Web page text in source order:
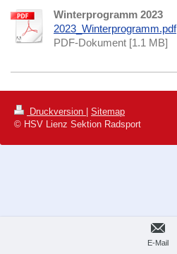
Winterprogramm 2023
2023_Winterprogramm.pdf
PDF-Dokument [1.1 MB]
Druckversion
Sitemap
© HSV Lienz Sektion Radsport
E-Mail